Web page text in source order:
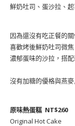
鮮奶吐司、蛋沙拉、
因為還沒有吃正餐的
喜歡烤後鮮奶吐司微
濃郁蛋味的沙拉，搭
沒有加糖的優格與燕
原味熱蛋糕 NT$260
Original Hot Cake